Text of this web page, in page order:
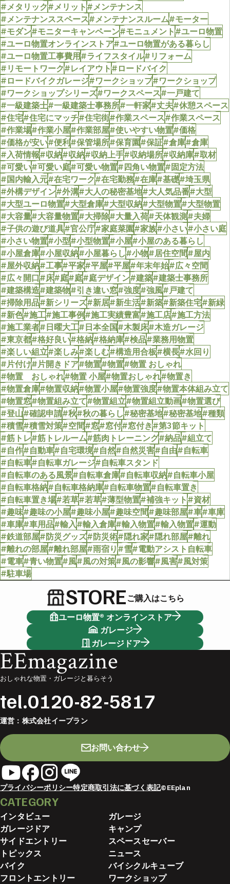
#メタリック#メリット#メンテナンス
#メンテナンススペース#メンテナンスルーム#モーター
#モダン#モニターキャンペーン#モニュメント#ユーロ物置
#ユーロ物置オンラインストア#ユーロ物置がある暮らし
#ユーロ物置工事費用#ライフスタイル#リフォーム
#リモートワーク#レイアウト#ロードバイク
#ロードバイクガレージ#ワークショップ#ワークショップ
#ワークショップシリーズ#ワークスペース#一戸建て
#一級建築士#一級建築士事務所#一軒家#丈夫#休憩スペース
#住宅#住宅にマッチ#住宅街#作業スペース#作業スペース
#作業場#作業小屋#作業部屋#使いやすい物置#価格
#価格が安い#便利#保管場所#保育園#保証#倉庫#倉庫
#入荷情報#収納#収納#収納上手#収納場所#収納庫#取材
#可愛い#可愛い庭#可愛い物置#四角い物置#固定方法
#国内輸入元#在宅ワーク#在宅勤務#在庫#基礎#埼玉県
#外構デザイン#外溝#大人の秘密基地#大人気品番#大型
#大型ユーロ物置#大型倉庫#大型収納#大型物置#大型物置
#大容量#大容量物置#大掃除#大量入荷#天体観測#夫婦
#子供の遊び道具#官公庁#家庭菜園#家族#小さい#小さい庭
#小さい物置#小型#小型物置#小屋#小屋のある暮らし
#小屋倉庫#小屋収納#小屋暮らし#小物#居住空間#屋内
#屋外収納#工事#平家#平屋#平屋#年末年始#広々空間
#広々開口#床#庭#庭#庭デザイン#建築#建築士事務所
#建築構造#建築物#引き違い窓#強度#強風#戸建て
#掃除用品#新シリーズ#新居#新生活#新築#新築住宅#新緑
#新色#施工#施工事例#施工実績豊富#施工店#施工方法
#施工業者#日曜大工#日本全国#木製床#木造ガレージ
#東京都#格好良い#格納#格納庫#検品#業務用物置
#楽しい組立#楽しみ#楽しむ#構造用合板#横長#水回り
#片付け#片開きドア#物置#物置#物置 おしゃれ
#物置 おしゃれ#物置 小屋#物置おしゃれ#物置き
#物置倉庫#物置収納#物置小屋#物置強度#物置本体組み立て
#物置窓#物置組み立て#物置組立#物置組立動画#物置選び
#登山#確認申請#秋#秋の暮らし#秘密基地#秘密基地#種類
#積雪#積雪対策#空間#窓#窓付#窓付き#第3節キット
#筋トレ#筋トレルーム#筋肉トレーニング#納品#組立て
#自作#自動車#自宅環境#自然#自然災害#自由#自転車
#自転車#自転車ガレージ#自転車スタンド
#自転車のある風景#自転車倉庫#自転車収納#自転車小屋
#自転車格納#自転車格納庫#自転車物置#自転車置き
#自転車置き場#若草#若草#薄型物置#補強キット#資材
#趣味#趣味の小屋#趣味小屋#趣味空間#趣味部屋#車#車庫
#車庫#車用品#輸入#輸入倉庫#輸入物置#輸入物置#運動
#鉄道部屋#防災グッズ#防災術#隠れ家#隠れ部屋#離れ
#離れの部屋#離れ部屋#雨宿り#雪#電動アシスト自転車
#電車#青い物置#風#風の対策#風の影響#風害#風対策
#駐車場
STOREご購入はこちら
ユーロ物置® オンラインストア
ガレージ
ガレージドア
EEmagazine
おしゃれな物置・ガレージと暮らそう
tel.0120-82-5817
運営： 株式会社イープラン
お問い合わせ
プライバシーポリシー特定商取引法に基づく表記©EEplan
CATEGORY
インタビュー
ガレージ
ガレージドア
キャンプ
サイドエントリー
スペースセーバー
トピックス
ニュース
バイク
バイシクルキューブ
フロントエントリー
ワークショップ